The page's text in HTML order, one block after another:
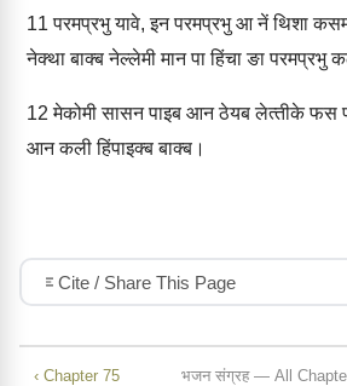
11 परमप्रभु यावे, इन परमप्रभु आ नें थिशा
नेक्‍था बाक्‍ब नेल्‍लेमी मान पा हिंचा ङा परमप्रभु
12 मेकोमी सासन पाइब आन ठेयब लेत्‍तीके फस
आन कली हिंपाइक्‍ब बाक्‍ब।
Cite / Share This Page
‹ Chapter 75 भजन संग्रह — All